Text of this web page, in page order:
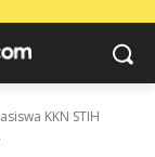
KKN STIH